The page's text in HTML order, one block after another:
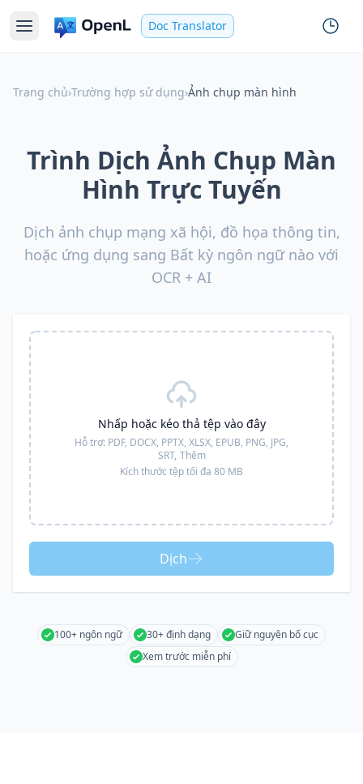
Doc Translator
Trang chủ›Trường hợp sử dụng›Ảnh chụp màn hình
Trình Dịch Ảnh Chụp Màn
Hình Trực Tuyến
Dịch ảnh chụp mạng xã hội, đồ họa thông tin,
hoặc ứng dụng sang Bất kỳ ngôn ngữ nào với
OCR + AI
Nhấp hoặc kéo thả tệp vào đây
Hỗ trợ: PDF, DOCX, PPTX, XLSX, EPUB, PNG, JPG,
SRT, Thêm
Kích thước tệp tối đa 80 MB
Dịch
100+ ngôn ngữ 30+ định dạng
Giữ nguyên bố cục
Xem trước miễn phí